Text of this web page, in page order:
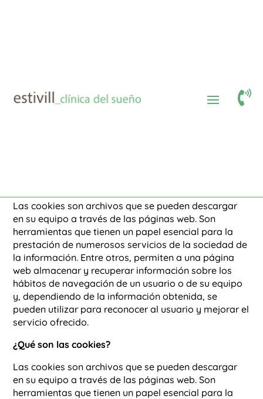

Política de cookies
Las cookies son archivos que se pueden descargar
en su equipo a través de las páginas web. Son
herramientas que tienen un papel esencial para la
prestación de numerosos servicios de la sociedad de
la información. Entre otros, permiten a una página
web almacenar y recuperar información sobre los
hábitos de navegación de un usuario o de su equipo
y, dependiendo de la información obtenida, se
pueden utilizar para reconocer al usuario y mejorar el
servicio ofrecido.
¿Qué son las cookies?
Las cookies son archivos que se pueden descargar
en su equipo a través de las páginas web. Son
herramientas que tienen un papel esencial para la